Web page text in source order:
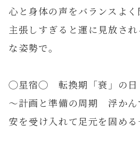
心と身体の声をバランスよ
主張しすぎると運に見放さ
な姿勢で。
◯星宿◯ 転換期「衰」の日
～計画と準備の周期 浮かん
安を受け入れて足元を固める